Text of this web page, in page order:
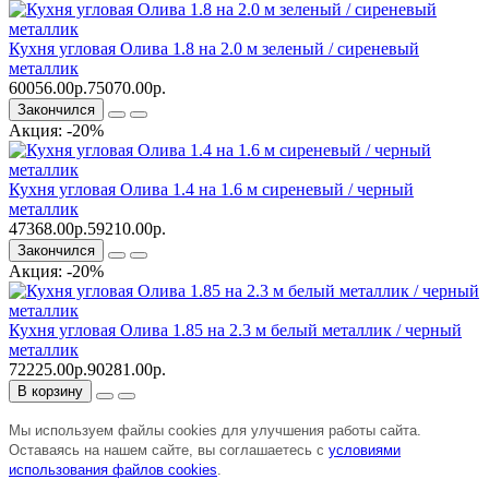
Кухня угловая Олива 1.8 на 2.0 м зеленый / сиреневый
металлик
60056.00р.75070.00р.
Закончился
Акция: -20%
Кухня угловая Олива 1.4 на 1.6 м сиреневый / черный
металлик
47368.00р.59210.00р.
Закончился
Акция: -20%
Кухня угловая Олива 1.85 на 2.3 м белый металлик / черный
металлик
72225.00р.90281.00р.
В корзину
Мы используем файлы cookies для улучшения работы сайта.
Оставаясь на нашем сайте, вы соглашаетесь с условиями
использования файлов cookies